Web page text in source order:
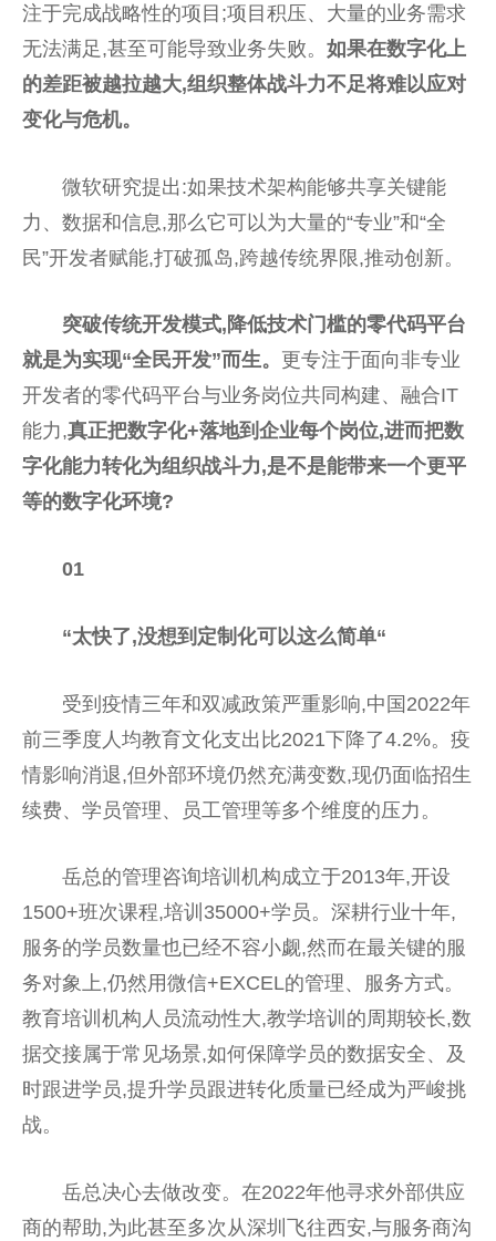
注于完成战略性的项目;项目积压、大量的业务需求
无法满足,甚至可能导致业务失败。 如果在数字化上
的差距被越拉越大,组织整体战斗力不足将难以应对
变化与危机。
微软研究提出:如果技术架构能够共享关键能
力、数据和信息,那么它可以为大量的“专业”和“全
民”开发者赋能,打破孤岛,跨越传统界限,推动创新。
突破传统开发模式,降低技术门槛的零代码平台
就是为实现“全民开发”而生。 更专注于面向非专业
开发者的零代码平台与业务岗位共同构建、融合IT
能力,真正把数字化+落地到企业每个岗位,进而把数
字化能力转化为组织战斗力,是不是能带来一个更平
等的数字化环境?
01
“太快了,没想到定制化可以这么简单“
受到疫情三年和双减政策严重影响,中国2022年
前三季度人均教育文化支出比2021下降了4.2%。疫
情影响消退,但外部环境仍然充满变数,现仍面临招生
续费、学员管理、员工管理等多个维度的压力。
岳总的管理咨询培训机构成立于2013年,开设
1500+班次课程,培训35000+学员。深耕行业十年,
服务的学员数量也已经不容小觑,然而在最关键的服
务对象上,仍然用微信+EXCEL的管理、服务方式。
教育培训机构人员流动性大,教学培训的周期较长,数
据交接属于常见场景,如何保障学员的数据安全、及
时跟进学员,提升学员跟进转化质量已经成为严峻挑
战。
岳总决心去做改变。在2022年他寻求外部供应
商的帮助,为此甚至多次从深圳飞往西安,与服务商沟